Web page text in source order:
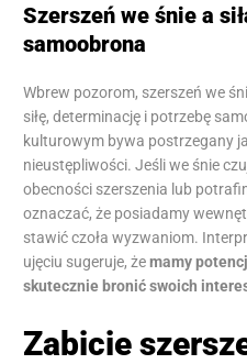
Szerszeń we śnie a
samoobrona
Wbrew pozorom, szerszeń we
siłę, determinację i potrzebę
kulturowym bywa postrzegany
nieustępliwości. Jeśli we śnie
obecności szerszenia lub
oznaczać, że posiadamy
stawić czoła wyzwaniom.
ujęciu sugeruje, żemamy
skutecznie bronić swoich
Zabicie